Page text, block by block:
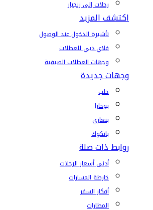
رحلات إلى زنجبار
اكتشف المزيد
تأشيرة الدخول عند الوصول
فلاي دبي للعطلات
وجهات العطلات الصيفية
وجهات جديدة
حلب
بوخارا
بنغازي
بانكوك
روابط ذات صلة
أدنى أسعار الرحلات
خارطة المسارات
أفكار السفر
المطارات